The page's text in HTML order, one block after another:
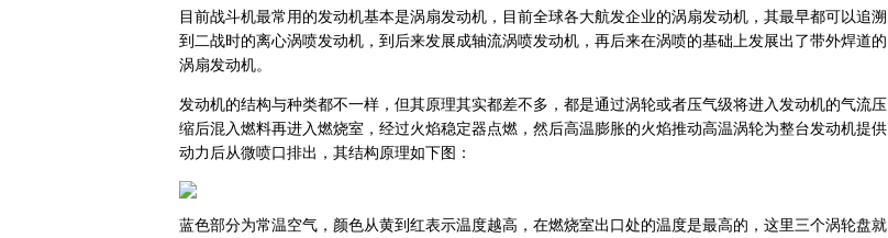
目前战斗机最常用的发动机基本是涡扇发动机，目前全球各大航发企业的涡扇发动机，其最早都可以追溯
到二战时的离心涡喷发动机，到后来发展成轴流涡喷发动机，再后来在涡喷的基础上发展出了带外焊道的
涡扇发动机。
发动机的结构与种类都不一样，但其原理其实都差不多，都是通过涡轮或者压气级将进入发动机的气流压
缩后混入燃料再进入燃烧室，经过火焰稳定器点燃，然后高温膨胀的火焰推动高温涡轮为整台发动机提供
动力后从微喷口排出，其结构原理如下图：
蓝色部分为常温空气，颜色从黄到红表示温度越高，在燃烧室出口处的温度是最高的，这里三个涡轮盘就